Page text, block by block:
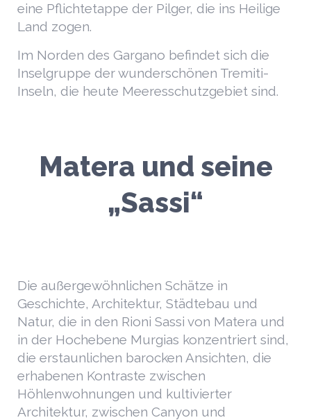
eine Pflichtetappe der Pilger, die ins Heilige
Land zogen.
Im Norden des Gargano befindet sich die
Inselgruppe der wunderschönen Tremiti-
Inseln, die heute Meeresschutzgebiet sind.
Matera und seine
„Sassi“
Die außergewöhnlichen Schätze in
Geschichte, Architektur, Städtebau und
Natur, die in den Rioni Sassi von Matera und
in der Hochebene Murgias konzentriert sind,
die erstaunlichen barocken Ansichten, die
erhabenen Kontraste zwischen
Höhlenwohnungen und kultivierter
Architektur, zwischen Canyon und